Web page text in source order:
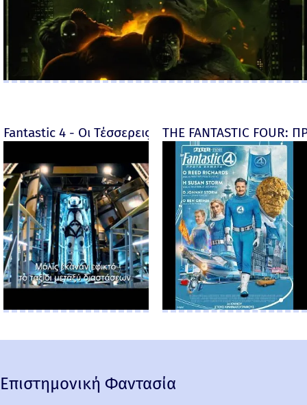
Fantastic 4 - Οι Τέσσερεις Φανταστικοί - Fantastic
THE FANTASTIC
Επιστημονική Φαντασία